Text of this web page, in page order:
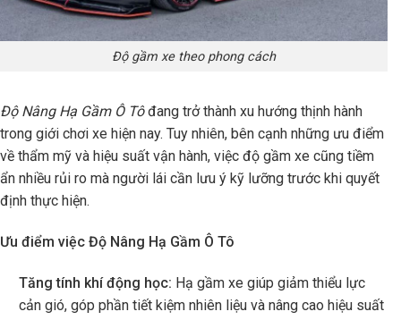
Độ gầm xe theo phong cách
Độ Nâng Hạ Gầm Ô Tôđang trở thành xu hướng thịnh hành
trong giới chơi xe hiện nay. Tuy nhiên, bên cạnh những ưu điểm
về thẩm mỹ và hiệu suất vận hành, việc độ gầm xe cũng tiềm
ẩn nhiều rủi ro mà người lái cần lưu ý kỹ lưỡng trước khi quyết
định thực hiện.
Ưu điểm việc Độ Nâng Hạ Gầm Ô Tô
Tăng tính khí động học: Hạ gầm xe giúp giảm thiểu lực
cản gió, góp phần tiết kiệm nhiên liệu và nâng cao hiệu suất